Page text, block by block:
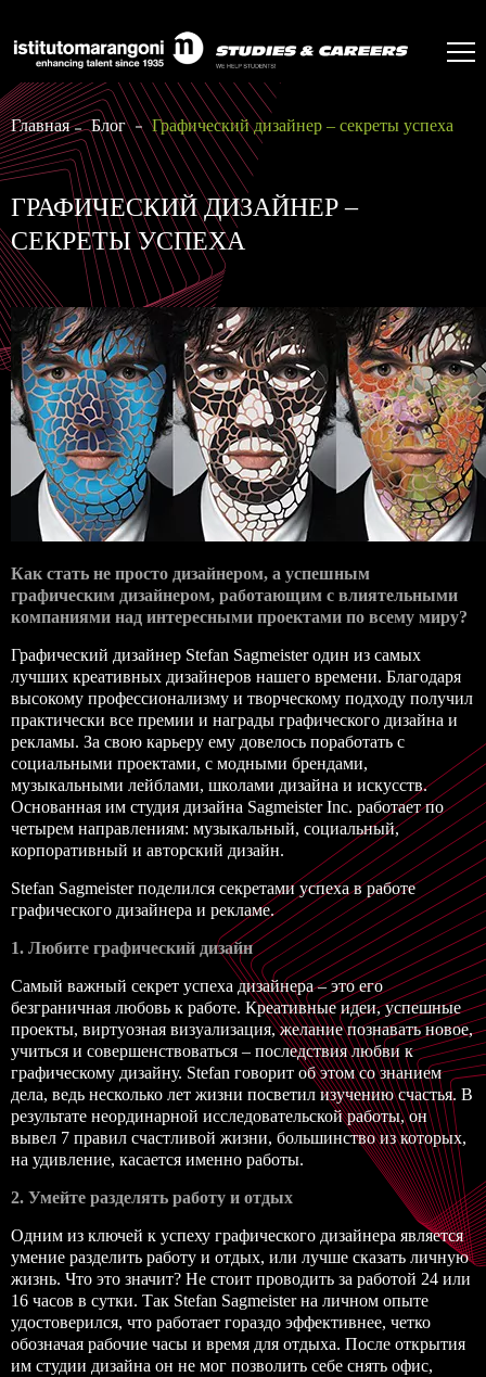
Главная Блог Графический дизайнер – секреты успеха
ГРАФИЧЕСКИЙ ДИЗАЙНЕР –
СЕКРЕТЫ УСПЕХА
Как стать не просто дизайнером, а успешным
графическим дизайнером, работающим с влиятельными
компаниями над интересными проектами по всему миру?
Графический дизайнер Stefan Sagmeister один из самых
лучших креативных дизайнеров нашего времени. Благодаря
высокому профессионализму и творческому подходу получил
практически все премии и награды графического дизайна и
рекламы. За свою карьеру ему довелось поработать с
социальными проектами, с модными брендами,
музыкальными лейблами, школами дизайна и искусств.
Основанная им студия дизайна Sagmeister Inc. работает по
четырем направлениям: музыкальный, социальный,
корпоративный и авторский дизайн.
Stefan Sagmeister поделился секретами успеха в работе
графического дизайнера и рекламе.
1. Любите графический дизайн
Самый важный секрет успеха дизайнера – это его
безграничная любовь к работе. Креативные идеи, успешные
проекты, виртуозная визуализация, желание познавать новое,
учиться и совершенствоваться – последствия любви к
графическому дизайну. Stefan говорит об этом со знанием
дела, ведь несколько лет жизни посветил изучению счастья. В
результате неординарной исследовательской работы, он
вывел 7 правил счастливой жизни, большинство из которых,
на удивление, касается именно работы.
2. Умейте разделять работу и отдых
Одним из ключей к успеху графического дизайнера является
умение разделить работу и отдых, или лучше сказать личную
жизнь. Что это значит? Не стоит проводить за работой 24 или
16 часов в сутки. Так Stefan Sagmeister на личном опыте
удостоверился, что работает гораздо эффективнее, четко
обозначая рабочие часы и время для отдыха. После открытия
им студии дизайна он не мог позволить себе снять офис,